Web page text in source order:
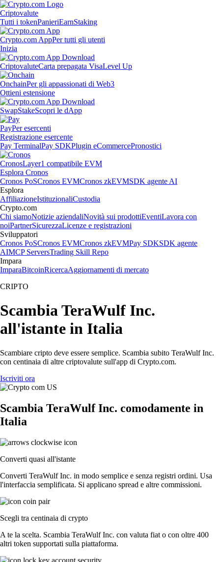
Criptovalute
Tutti i tokenPanieriEarnStaking
Crypto.com AppPer tutti gli utenti
Inizia
CriptovaluteCarta prepagata VisaLevel Up
OnchainPer gli appassionati di Web3
Ottieni estensione
SwapStakeScopri le dApp
PayPer esercenti
Registrazione esercente
Pay TerminalPay SDKPlugin eCommercePronostici
CronosLayer1 compatibile EVM
Esplora Cronos
Cronos PoSCronos EVMCronos zkEVMSDK agente AI
Esplora
AffiliazioneIstituzionaliCustodia
Crypto.com
Chi siamoNotizie aziendaliNovità sui prodottiEventiLavora con
noiPartnerSicurezzaLicenze e registrazioni
Sviluppatori
Cronos PoSCronos EVMCronos zkEVMPay SDKSDK agente
AIMCP ServersTrading Skill Repo
Impara
ImparaBitcoinRicercaAggiornamenti di mercato
CRIPTO
Scambia TeraWulf Inc.
all'istante in Italia
Scambiare cripto deve essere semplice. Scambia subito TeraWulf Inc.
con centinaia di altre criptovalute sull'app di Crypto.com.
Iscriviti ora
Scambia TeraWulf Inc. comodamente in
Italia
Converti quasi all'istante
Converti TeraWulf Inc. in modo semplice e senza registri ordini. Usa
l'interfaccia semplificata. Si applicano spread e altre commissioni.
Scegli tra centinaia di crypto
A te la scelta. Scambia TeraWulf Inc. con valuta fiat o con oltre 400
altri token supportati sulla piattaforma.